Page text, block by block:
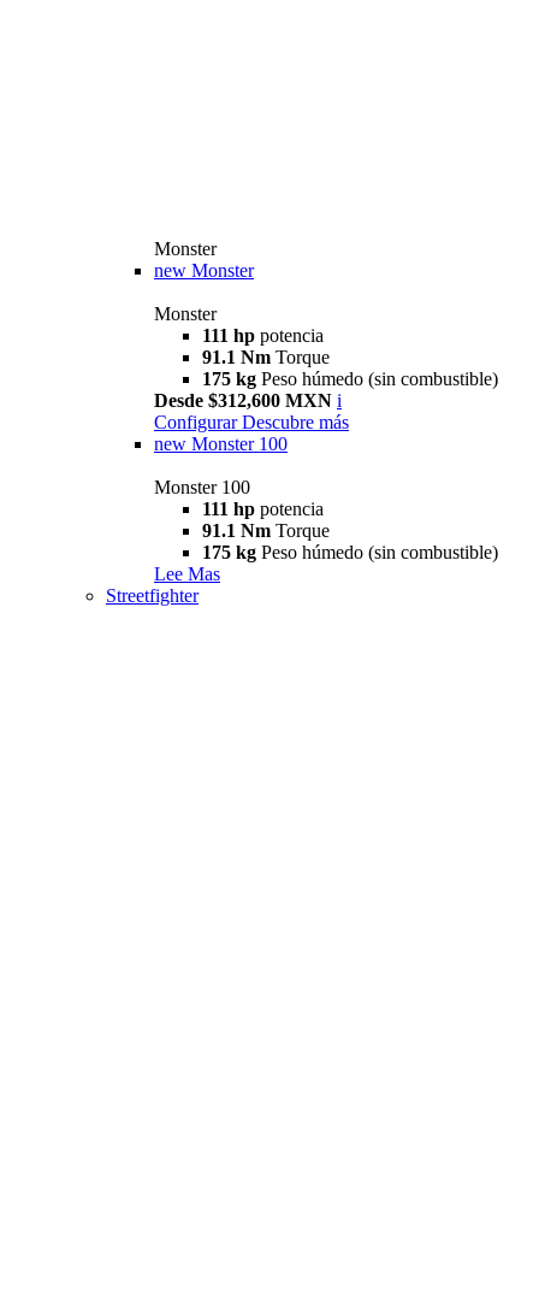
Monster
new Monster
Monster
111 hp potencia
91.1 Nm Torque
175 kg Peso húmedo (sin combustible)
Desde $312,600 MXN i
Configurar Descubre más
new Monster 100
Monster 100
111 hp potencia
91.1 Nm Torque
175 kg Peso húmedo (sin combustible)
Lee Mas
Streetfighter